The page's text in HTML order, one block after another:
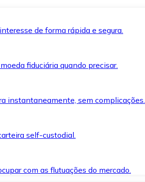
de forma rápida e segura.
fiduciária quando precisar.
instantaneamente, sem complicações.
self-custodial.
com as flutuações do mercado.